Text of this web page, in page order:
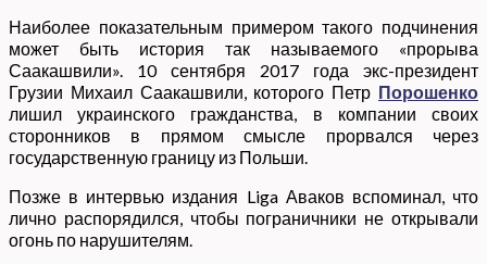
Наиболее показательным примером такого подчинения
может быть история так называемого «прорыва
Саакашвили». 10 сентября 2017 года экс-президент
Грузии Михаил Саакашвили, которого Петр Порошенко
лишил украинского гражданства, в компании своих
сторонников в прямом смысле прорвался через
государственную границу из Польши.
Позже в интервью издания Liga Аваков вспоминал, что
лично распорядился, чтобы пограничники не открывали
огонь по нарушителям.